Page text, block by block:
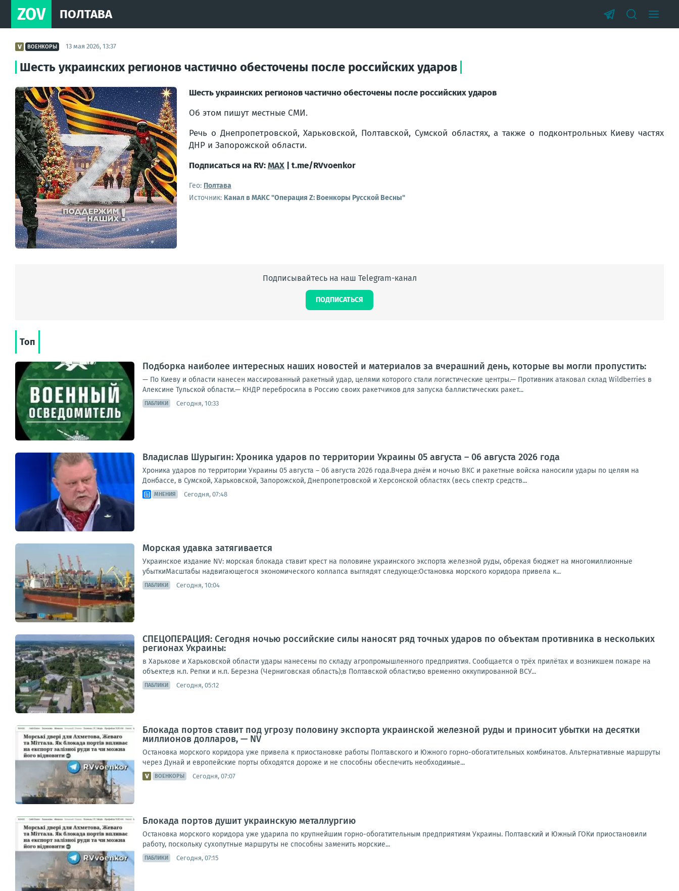
ZOV ПОЛТАВА
ВОЕНКОРЫ 13 мая 2026, 13:37
Шесть украинских регионов частично обесточены после российских ударов
Шесть украинских регионов частично обесточены после российских ударов
Об этом пишут местные СМИ.
Речь о Днепропетровской, Харьковской, Полтавской, Сумской областях, а также о подконтрольных Киеву частях
ДНР и Запорожской области.
Подписаться на RV:MAX | t.me/RVvoenkor
Гео: Полтава
Источник: Канал в МАКС "Операция Z: Военкоры Русской Весны"
Подписывайтесь на наш Telegram-канал
ПОДПИСАТЬСЯ
Топ
Подборка наиболее интересных наших новостей и материалов за вчерашний день, которые вы могли пропустить:
— По Киеву и области нанесен массированный ракетный удар, целями которого стали логистические центры.— Противник атаковал склад Wildberries в
Алексине Тульской области.— КНДР перебросила в Россию своих ракетчиков для запуска баллистических ракет...
ПАБЛИКИ Сегодня, 10:33
Владислав Шурыгин: Хроника ударов по территории Украины 05 августа – 06 августа 2026 года
Хроника ударов по территории Украины 05 августа – 06 августа 2026 года.Вчера днём и ночью ВКС и ракетные войска наносили удары по целям на
Донбассе, в Сумской, Харьковской, Запорожской, Днепропетровской и Херсонской областях (весь спектр средств...
МНЕНИЯ Сегодня, 07:48
Морская удавка затягивается
Украинское издание NV: морская блокада ставит крест на половине украинского экспорта железной руды, обрекая бюджет на многомиллионные
убыткиМасштабы надвигающегося экономического коллапса выглядят следующе:Остановка морского коридора привела к...
ПАБЛИКИ Сегодня, 10:04
СПЕЦОПЕРАЦИЯ: Сегодня ночью российские силы наносят ряд точных ударов по объектам противника в нескольких
регионах Украины:
в Харькове и Харьковской области удары нанесены по складу агропромышленного предприятия. Сообщается о трёх прилётах и возникшем пожаре на
объекте;в н.п. Репки и н.п. Березна (Черниговская область);в Полтавской области;во временно оккупированной ВСУ...
ПАБЛИКИ Сегодня, 05:12
Блокада портов ставит под угрозу половину экспорта украинской железной руды и приносит убытки на десятки
миллионов долларов, — NV
Остановка морского коридора уже привела к приостановке работы Полтавского и Южного горно-обогатительных комбинатов. Альтернативные маршруты
через Дунай и европейские порты обходятся дороже и не способны обеспечить необходимые...
ВОЕНКОРЫ Сегодня, 07:07
Блокада портов душит украинскую металлургию
Остановка морского коридора уже ударила по крупнейшим горно-обогатительным предприятиям Украины. Полтавский и Южный ГОКи приостановили
работу, поскольку сухопутные маршруты не способны заменить морские...
ПАБЛИКИ Сегодня, 07:15